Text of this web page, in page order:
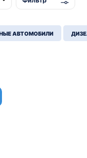
АВТОМОБИЛИ